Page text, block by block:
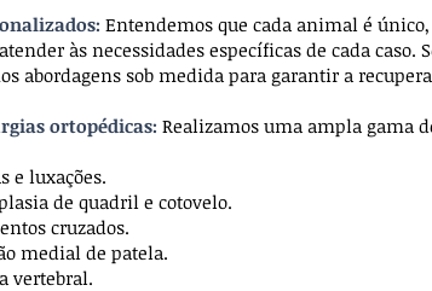
Entendemos que cada animal é
às necessidades específicas de cada
abordagens sob medida para garantir a
ortopédicas: Realizamos uma ampla gama
e luxações.
de quadril e cotovelo.
cruzados.
medial de patela.
vertebral.